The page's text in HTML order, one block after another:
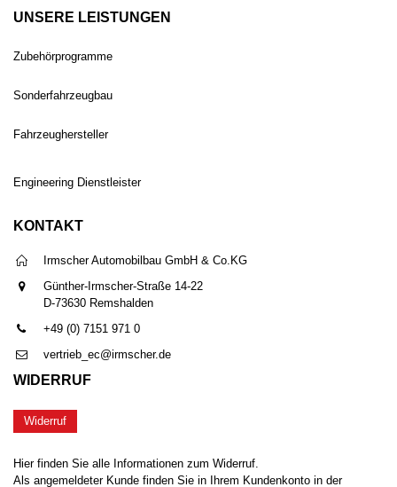
UNSERE LEISTUNGEN
Zubehörprogramme
Sonderfahrzeugbau
Fahrzeughersteller
Engineering Dienstleister
KONTAKT
Irmscher Automobilbau GmbH & Co.KG
Günther-Irmscher-Straße 14-22
D-73630 Remshalden
+49 (0) 7151 971 0
vertrieb_ec@irmscher.de
WIDERRUF
Widerruf
Hier finden Sie alle Informationen zum Widerruf.
Als angemeldeter Kunde finden Sie in Ihrem Kundenkonto in der